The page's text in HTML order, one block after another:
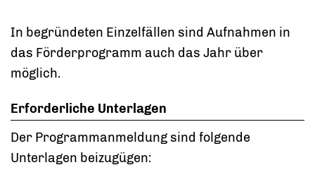
In begründeten Einzelfällen sind Aufnahmen in
das Förderprogramm auch das Jahr über
möglich.
Erforderliche Unterlagen
Der Programmanmeldung sind folgende
Unterlagen beizugügen: